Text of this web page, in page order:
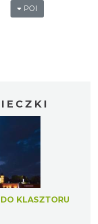
POI
KLASZTORU